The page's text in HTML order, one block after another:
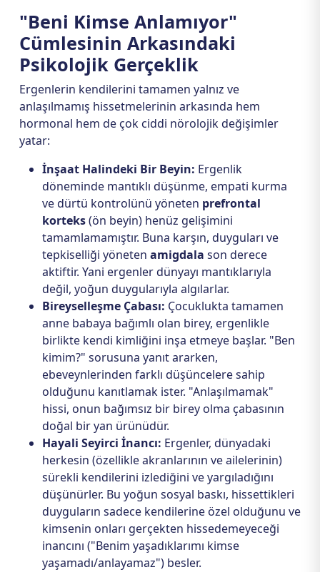
"Beni Kimse Anlamıyor"
Cümlesinin Arkasındaki
Psikolojik Gerçeklik
Ergenlerin kendilerini tamamen yalnız ve
anlaşılmamış hissetmelerinin arkasında hem
hormonal hem de çok ciddi nörolojik değişimler
yatar:
İnşaat Halindeki Bir Beyin: Ergenlik
döneminde mantıklı düşünme, empati kurma
ve dürtü kontrolünü yöneten prefrontal
korteks(ön beyin) henüz gelişimini
tamamlamamıştır. Buna karşın, duyguları ve
tepkiselliği yöneten amigdala son derece
aktiftir. Yani ergenler dünyayı mantıklarıyla
değil, yoğun duygularıyla algılarlar.
Bireyselleşme Çabası: Çocuklukta tamamen
anne babaya bağımlı olan birey, ergenlikle
birlikte kendi kimliğini inşa etmeye başlar. "Ben
kimim?" sorusuna yanıt ararken,
ebeveynlerinden farklı düşüncelere sahip
olduğunu kanıtlamak ister. "Anlaşılmamak"
hissi, onun bağımsız bir birey olma çabasının
doğal bir yan ürünüdür.
Hayali Seyirci İnancı: Ergenler, dünyadaki
herkesin (özellikle akranlarının ve ailelerinin)
sürekli kendilerini izlediğini ve yargıladığını
düşünürler. Bu yoğun sosyal baskı, hissettikleri
duyguların sadece kendilerine özel olduğunu ve
kimsenin onları gerçekten hissedemeyeceği
inancını ("Benim yaşadıklarımı kimse
yaşamadı/anlayamaz") besler.